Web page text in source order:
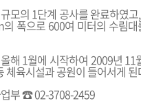
모의 1단계 공사를 완료하였
폭으로 600여 미터의 수림
해 1월에 시작하여 2009년 11
체육시설과 공원이 들어서게 된
부 ☎ 02-3708-2459